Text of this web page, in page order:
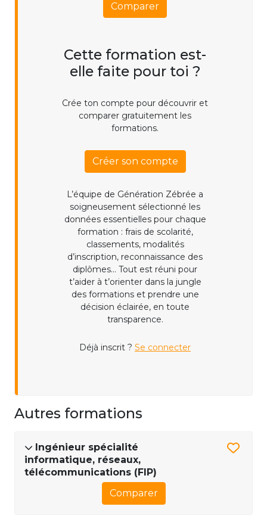
Comparer
Cette formation est-
elle faite pour toi ?
Crée ton compte pour découvrir et
comparer gratuitement les
formations.
Créer son compte
L’équipe de Génération Zébrée a
soigneusement sélectionné les
données essentielles pour chaque
formation : frais de scolarité,
classements, modalités
d’inscription, reconnaissance des
diplômes... Tout est réuni pour
t’aider à t’orienter dans la jungle
des formations et prendre une
décision éclairée, en toute
transparence.
Déjà inscrit ? Se connecter
Autres formations
Ingénieur spécialité
informatique, réseaux,
télécommunications (FIP)
Comparer